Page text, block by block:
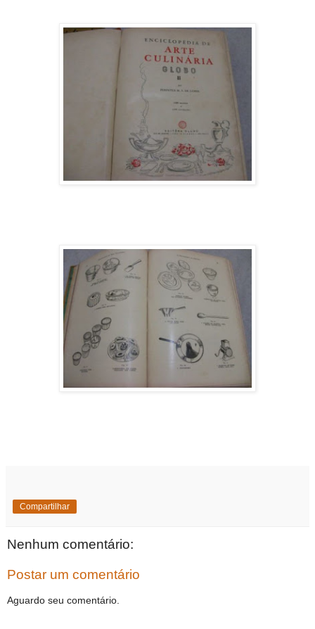
Compartilhar
Nenhum comentário:
Postar um comentário
Aguardo seu comentário.